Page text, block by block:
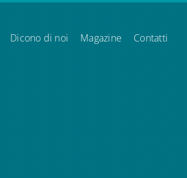
Dicono di noi Magazine Contatti